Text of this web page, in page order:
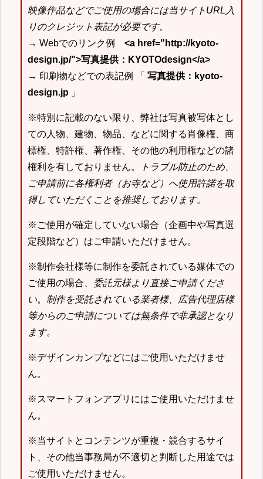
映像作品などでご使用の場合には当サイトURL入
りのクレジット表記が必要です。
→ Webでのリンク例 <a href="http://kyoto-
design.jp/">写真提供：KYOTOdesign</a>
→ 印刷物などでの表記例 「 写真提供：kyoto-
design.jp 」
※特別に記載のない限り、弊社は写真被写体とし
ての人物、建物、物品、などに関する肖像権、商
標権、特許権、著作権、その他の利用権などの諸
権利を有しておりません。
トラブル防止のため、
ご申請前に各権利者（お寺など）へ使用許諾を取
得していただくことを推奨しております。
※ご使用が確定していない場合（企画中や写真選
定段階など）はご申請いただけません。
※制作会社様等に制作を委託されている媒体での
ご使用の場合、 委託元様より直接ご申請くださ
い。 制作を受託されている業者様、広告代理店様
等からのご申請については無条件で非承認となり
ます。
※デザインカンプなどにはご使用いただけませ
ん。
※スマートフォンアプリにはご使用いただけませ
ん。
※当サイトとコンテンツが重複・競合するサイ
ト、その他当事務局が不適切と判断した用途では
ご使用いただけません。